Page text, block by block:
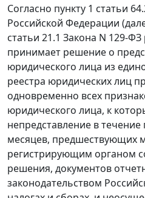
Согласно пункту 1 статьи
Российской Федерации
статьи 21.1 Закона N 129-
принимает решение о
юридического лица из
реестра юридических лиц
одновременно всех
юридического лица, к
непредставление в
месяцев, предшествующих
регистрирующим органом
решения, документов
законодательством